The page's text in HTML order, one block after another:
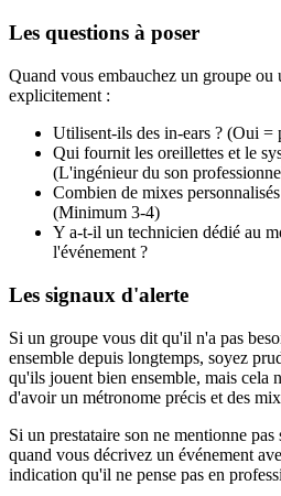
Les questions à poser
Quand vous embauchez un groupe ou
explicitement :
Utilisent-ils des in-ears ? (Oui =
Qui fournit les oreillettes et le
(L'ingénieur du son
Combien de mixes
(Minimum 3-4)
Y a-t-il un technicien dédié au
l'événement ?
Les signaux d'alerte
Si un groupe vous dit qu'il n'a pas
ensemble depuis longtemps, soyez
qu'ils jouent bien ensemble, mais cela
d'avoir un métronome précis et des
Si un prestataire son ne mentionne pas
quand vous décrivez un événement
indication qu'il ne pense pas en